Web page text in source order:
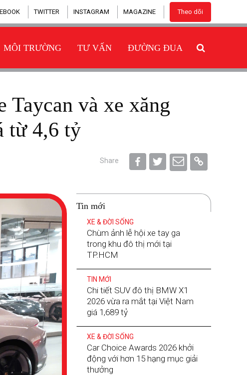
TWITTER INSTAGRAM MAGAZINE Theo dõi
MÔI TRƯỜNG TƯ VẤN ĐƯỜNG ĐUA
từ 4,6 tỷ
Share
Tin mới
XE & ĐỜI SỐNG
Chùm ảnh lễ hội xe tay ga
trong khu đô thị mới tại
TP.HCM
TIN MỚI
Chi tiết SUV đô thị BMW X1
2026 vừa ra mắt tại Việt Nam
giá 1,689 tỷ
XE & ĐỜI SỐNG
Car Choice Awards 2026 khởi
động với hơn 15 hạng mục giải
thưởng